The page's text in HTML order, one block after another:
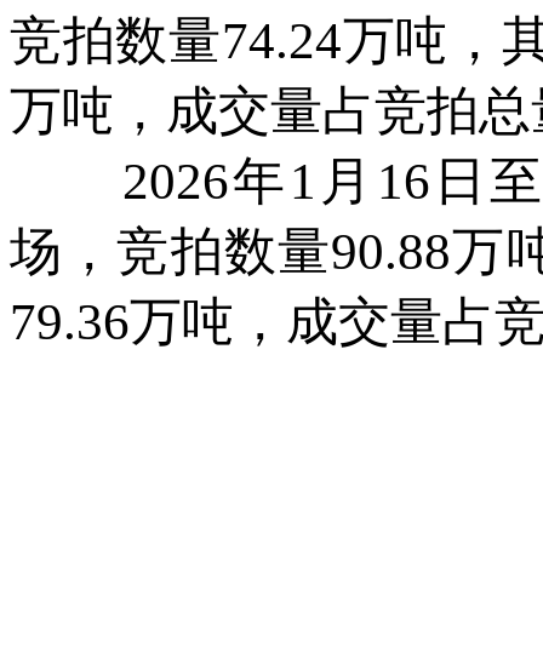
竞拍数量74.24万吨，
万吨，成交量占竞拍总
2026年1月16日至
场，竞拍数量90.88万
79.36万吨，成交量占